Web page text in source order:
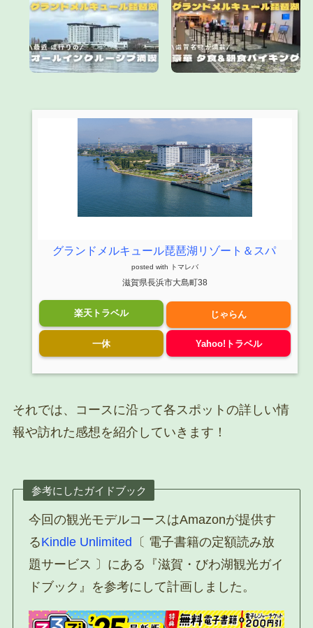
グランドメルキュール琵琶湖リゾート＆スパ
posted with トマレバ
滋賀県長浜市大島町38
楽天トラベル じゃらん
一休 Yahoo!トラベル
それでは、コースに沿って各スポットの詳しい情
報や訪れた感想を紹介していきます！
参考にしたガイドブック
今回の観光モデルコースはAmazonが提供す
るKindle Unlimited
〔 電子書籍の定額読み放
題サービス 〕にある『滋賀・びわ湖観光ガイ
ドブック』を参考にして計画しました。